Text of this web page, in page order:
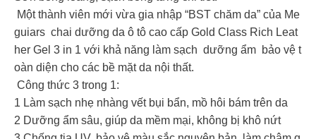
Một thành viên mới vừa gia nhập “BST chăm da” của Me
guiars chai dưỡng da ô tô cao cấp Gold Class Rich Leat
her Gel 3 in 1 với khả năng làm sạch dưỡng ẩm bảo vệ t
oàn diện cho các bề mặt da nội thất.
Công thức 3 trong 1:
1️ Làm sạch nhẹ nhàng vết bụi bẩn, mồ hôi bám trên da
2️ Dưỡng ẩm sâu, giúp da mềm mại, không bị khô nứt